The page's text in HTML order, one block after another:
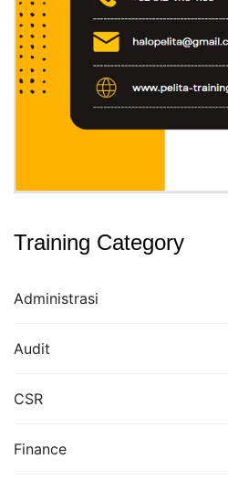
Training Category
Administrasi
Audit
CSR
Finance